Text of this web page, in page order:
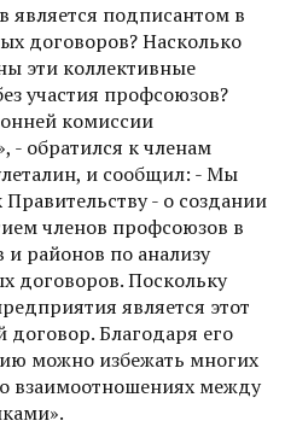
является подписантом в
договоров? Насколько
эти коллективные
участия профсоюзов?
комиссии
- обратился к членам
и сообщил: - Мы
- о создании
членов профсоюзов в
и районов по анализу
договоров. Поскольку
является этот
Благодаря его
можно избежать многих
взаимоотношениях между